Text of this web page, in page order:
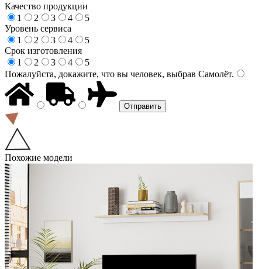
Качество продукции
1
2 3 4
5
Уровень сервиса
1
2 3 4
5
Срок изготовления
1
2 3 4
5
Пожалуйста, докажите, что вы человек, выбрав Самолёт.
Похожие модели